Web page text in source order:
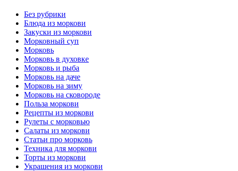
Без рубрики
Блюда из моркови
Закуски из моркови
Морковный суп
Морковь
Морковь в духовке
Морковь и рыба
Морковь на даче
Морковь на зиму
Морковь на сковороде
Польза моркови
Рецепты из моркови
Рулеты с морковью
Салаты из моркови
Статьи про морковь
Техника для моркови
Торты из моркови
Украшения из моркови